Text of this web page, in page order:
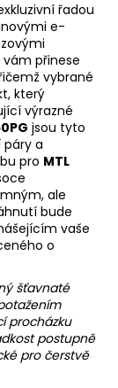
řadou
e-
přinese
vybrané
který
výrazné
jsou tyto
páry a
pro MTL
ale
bude
vaše
o
šťavnaté
procházku
postupně
pro čerstvě